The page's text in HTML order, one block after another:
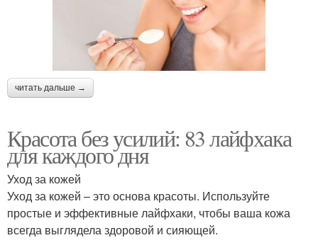
читать дальше →
Красота без усилий: 83 лайфхака
для каждого дня
Уход за кожей
Уход за кожей – это основа красоты. Используйте
простые и эффективные лайфхаки, чтобы ваша кожа
всегда выглядела здоровой и сияющей.